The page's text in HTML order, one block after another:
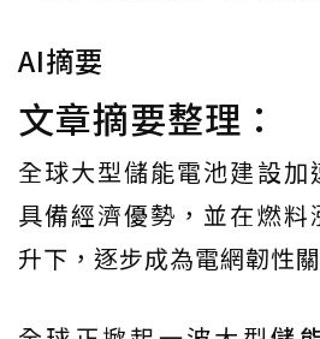
AI摘要
文章摘要整理：
全球大型儲能電池建設加
具備經濟優勢，並在燃
升下，逐步成為電網韌性